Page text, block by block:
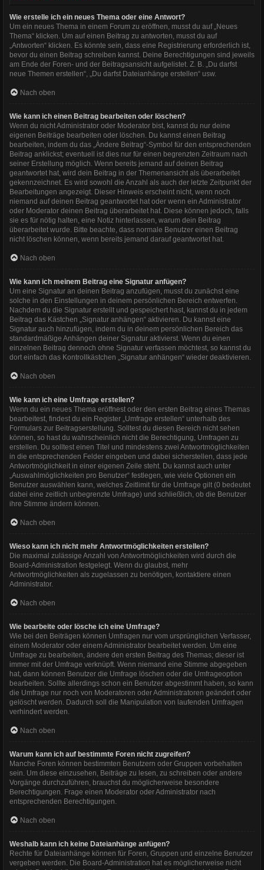
Wie erstelle ich ein neues Thema oder eine Antwort?
Um ein neues Thema in einem Forum zu eröffnen, musst du auf „Neues
Thema“ klicken. Um auf einen Beitrag zu antworten, musst du auf
„Antworten“ klicken. Es könnte sein, dass eine Registrierung erforderlich ist,
bevor du einen Beitrag schreiben kannst. Deine Berechtigungen sind jeweils
am Ende der Foren- und der Beitragsansicht aufgelistet. Z. B. „Du darfst
neue Themen erstellen“, „Du darfst Dateianhänge erstellen“ usw.
Nach oben
Wie kann ich einen Beitrag bearbeiten oder löschen?
Wenn du nicht Administrator oder Moderator bist, kannst du nur deine
eigenen Beiträge bearbeiten oder löschen. Du kannst einen Beitrag
bearbeiten, indem du das „Ändere Beitrag“-Symbol für den entsprechenden
Beitrag anklickst; eventuell ist dies nur für einen begrenzten Zeitraum nach
seiner Erstellung möglich. Wenn bereits jemand auf deinen Beitrag
geantwortet hat, wird dein Beitrag in der Themenansicht als überarbeitet
gekennzeichnet. Es wird sowohl die Anzahl als auch der letzte Zeitpunkt der
Bearbeitungen angezeigt. Dieser Hinweis erscheint nicht, wenn noch
niemand auf deinen Beitrag geantwortet hat oder wenn ein Administrator
oder Moderator deinen Beitrag überarbeitet hat. Diese können jedoch, falls
sie es für nötig halten, eine Notiz hinterlassen, warum dein Beitrag
überarbeitet wurde. Bitte beachte, dass normale Benutzer einen Beitrag
nicht löschen können, wenn bereits jemand darauf geantwortet hat.
Nach oben
Wie kann ich meinem Beitrag eine Signatur anfügen?
Um eine Signatur an deinen Beitrag anzufügen, musst du zunächst eine
solche in den Einstellungen in deinem persönlichen Bereich entwerfen.
Nachdem du die Signatur erstellt und gespeichert hast, kannst du in jedem
Beitrag das Kästchen „Signatur anhängen“ aktivieren. Du kannst eine
Signatur auch hinzufügen, indem du in deinem persönlichen Bereich das
standardmäßige Anhängen deiner Signatur aktivierst. Wenn du einen
einzelnen Beitrag dennoch ohne Signatur verfassen möchtest, so kannst du
dort einfach das Kontrollkästchen „Signatur anhängen“ wieder deaktivieren.
Nach oben
Wie kann ich eine Umfrage erstellen?
Wenn du ein neues Thema eröffnest oder den ersten Beitrag eines Themas
bearbeitest, findest du ein Register „Umfrage erstellen“ unterhalb des
Formulars zur Beitragserstellung. Solltest du diesen Bereich nicht sehen
können, so hast du wahrscheinlich nicht die Berechtigung, Umfragen zu
erstellen. Du solltest einen Titel und mindestens zwei Antwortmöglichkeiten
in die entsprechenden Felder eingeben und dabei sicherstellen, dass jede
Antwortmöglichkeit in einer eigenen Zeile steht. Du kannst auch unter
„Auswahlmöglichkeiten pro Benutzer“ festlegen, wie viele Optionen ein
Benutzer auswählen kann, welches Zeitlimit für die Umfrage gilt (0 bedeutet
dabei eine zeitlich unbegrenzte Umfrage) und schließlich, ob die Benutzer
ihre Stimme ändern können.
Nach oben
Wieso kann ich nicht mehr Antwortmöglichkeiten erstellen?
Die maximal zulässige Anzahl von Antwortmöglichkeiten wird durch die
Board-Administration festgelegt. Wenn du glaubst, mehr
Antwortmöglichkeiten als zugelassen zu benötigen, kontaktiere einen
Administrator.
Nach oben
Wie bearbeite oder lösche ich eine Umfrage?
Wie bei den Beiträgen können Umfragen nur vom ursprünglichen Verfasser,
einem Moderator oder einem Administrator bearbeitet werden. Um eine
Umfrage zu bearbeiten, ändere den ersten Beitrag des Themas; dieser ist
immer mit der Umfrage verknüpft. Wenn niemand eine Stimme abgegeben
hat, dann können Benutzer die Umfrage löschen oder die Umfrageoption
bearbeiten. Sollte allerdings schon ein Benutzer abgestimmt haben, so kann
die Umfrage nur noch von Moderatoren oder Administratoren geändert oder
gelöscht werden. Dadurch soll die Manipulation von laufenden Umfragen
verhindert werden.
Nach oben
Warum kann ich auf bestimmte Foren nicht zugreifen?
Manche Foren können bestimmten Benutzern oder Gruppen vorbehalten
sein. Um diese einzusehen, Beiträge zu lesen, zu schreiben oder andere
Vorgänge durchzuführen, brauchst du möglicherweise besondere
Berechtigungen. Frage einen Moderator oder Administrator nach
entsprechenden Berechtigungen.
Nach oben
Weshalb kann ich keine Dateianhänge anfügen?
Rechte für Dateianhänge können für Foren, Gruppen und einzelne Benutzer
vergeben werden. Die Board-Administration hat es möglicherweise nicht